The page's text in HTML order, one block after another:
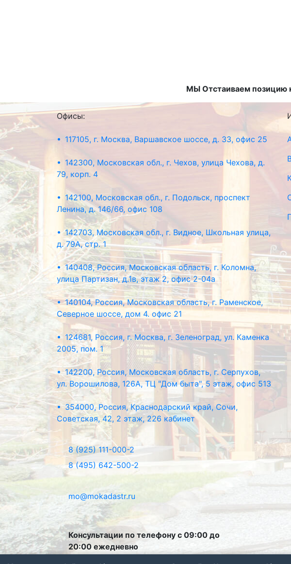
МЫ Отстаиваем позицию
Офисы:
• 117105, г. Москва, Варшавское шоссе, д. 33, офис 25
• 142300, Московская обл., г. Чехов, улица Чехова, д.
79, корп. 4
• 142100, Московская обл., г. Подольск, проспект
Ленина, д. 146/66, офис 108
• 142703, Московская обл., г. Видное, Школьная улица,
д. 79А, стр. 1
• 140408, Россия, Московская область, г. Коломна,
улица Партизан, д.1в, этаж 2, офис 2-04а
• 140104, Россия, Московская область, г. Раменское,
Северное шоссе, дом 4. офис 21
• 124681, Россия, г. Москва, г. Зеленоград, ул. Каменка
2005, пом. 1
• 142200, Россия, Московская область, г. Серпухов,
ул. Ворошилова, 126А, ТЦ "Дом быта", 5 этаж, офис 513
• 354000, Россия, Краснодарский край, Сочи,
Советская, 42, 2 этаж, 226 кабинет
8 (925) 111-000-2
8 (495) 642-500-2
mo@mokadastr.ru
Консультации по телефону с 09:00 до
20:00 ежедневно